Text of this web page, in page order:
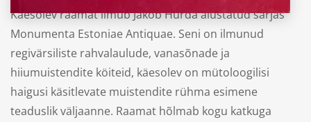
Käesolev raamat ilmub Jakob Hurda alustatud sarjas
Monumenta Estoniae Antiquae. Seni on ilmunud
regivärsiliste rahvalaulude, vanasõnade ja
hiiumuistendite köiteid, käesolev on mütoloogilisi
haigusi käsitlevate muistendite rühma esimene
teaduslik väljaanne. Raamat hõlmab kogu katkuga